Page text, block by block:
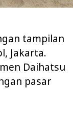
tampilan
Jakarta.
Daihatsu
pasar